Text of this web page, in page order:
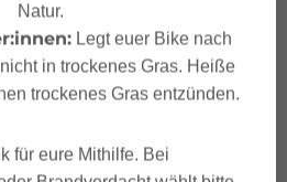
Natur.
Legt euer Bike nach
in trockenes Gras. Heiße
trockenes Gras entzünden.
für eure Mithilfe. Bei